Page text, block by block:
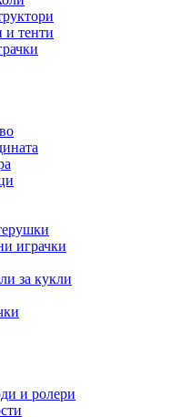
и тенти
играчки
за кукли
и ролери